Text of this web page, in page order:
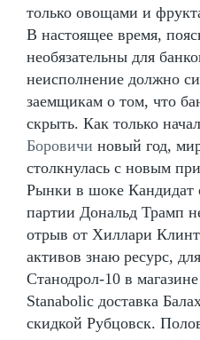
только овощами и
В настоящее время,
необязательны для
неисполнение должно
заемщикам о том, что
скрыть. Как только
Боровичи новый год,
столкнулась с новым
Рынки в шоке Кандидат
партии Дональд Трамп
отрыв от Хиллари
активов знаю ресурс,
Станодрол-10 в
Stanabolic доставка
скидкой Рубцовск.